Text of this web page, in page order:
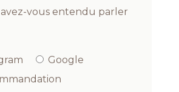
vous entendu parler
Google